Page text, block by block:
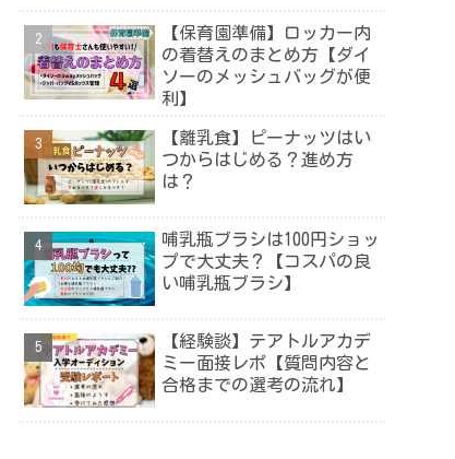
【保育園準備】ロッカー内
の着替えのまとめ方【ダイ
ソーのメッシュバッグが便
利】
【離乳食】ピーナッツはい
つからはじめる？進め方
は？
哺乳瓶ブラシは100円ショッ
プで大丈夫？【コスパの良
い哺乳瓶ブラシ】
【経験談】テアトルアカデ
ミー面接レポ【質問内容と
合格までの選考の流れ】